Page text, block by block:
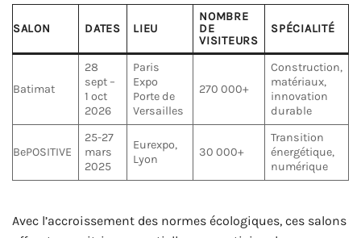
SALON DATES LIEU
NOMBRE
DE
VISITEURS
SPÉCIALITÉ
Batimat
28
sept –
1 oct
2026
Paris
Expo
Porte de
Versailles
270 000+
Construction,
matériaux,
innovation
durable
BePOSITIVE
25-27
mars
2025
Eurexpo,
Lyon
30 000+
Transition
énergétique,
numérique
Avec l’accroissement des normes écologiques, ces salons